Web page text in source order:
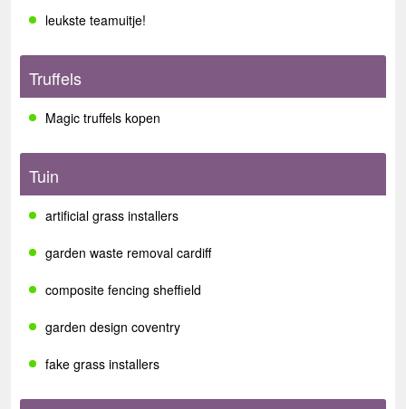
leukste teamuitje!
Truffels
Magic truffels kopen
Tuin
artificial grass installers
garden waste removal cardiff
composite fencing sheffield
garden design coventry
fake grass installers